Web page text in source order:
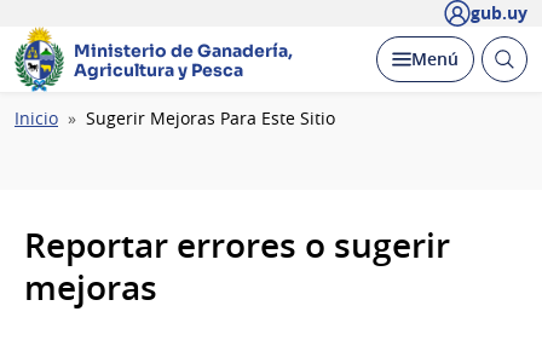
gub.uy
Ministerio de Ganadería,
Agricultura y Pesca
Desplegar
Menú Abrir
Ruta
Inicio Sugerir Mejoras Para Este Sitio
Reportar errores o sugerir
mejoras